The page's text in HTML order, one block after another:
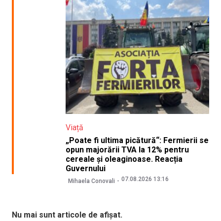
Viață
„Poate fi ultima picătură“: Fermierii se
opun majorării TVA la 12% pentru
cereale și oleaginoase. Reacția
Guvernului
Mihaela Conovali 07.08.2026 13:16
Nu mai sunt articole de afișat.